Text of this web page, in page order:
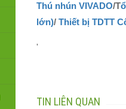
Thú nhún VIVADO/T
lớn)/ Thiết bị TDTT
'
TIN LIÊN QUAN